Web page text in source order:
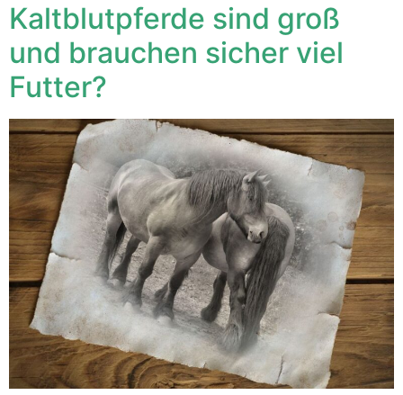
Kaltblutpferde sind groß
und brauchen sicher viel
Futter?